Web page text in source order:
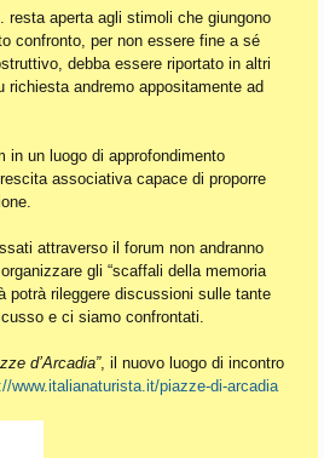
resta aperta agli stimoli che giungono
confronto, per non essere fine a sé
debba essere riportato in altri
andremo appositamente ad
in un luogo di approfondimento
associativa capace di proporre
attraverso il forum non andranno
gli “scaffali della memoria
potrà rileggere discussioni sulle tante
e ci siamo confrontati.
d’Arcadia”, il nuovo luogo di incontro
www.italianaturista.it/piazze-di-arcadia